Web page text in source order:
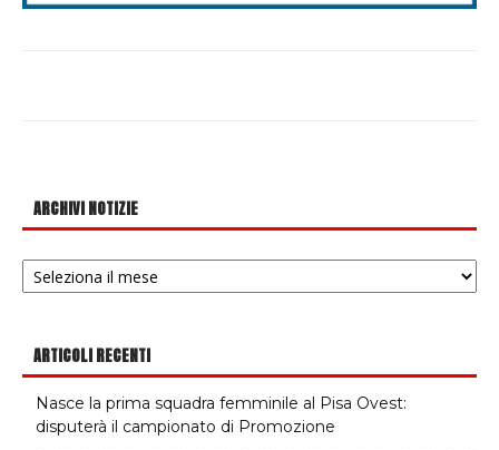
ARCHIVI NOTIZIE
Archivi
notizie
ARTICOLI RECENTI
Nasce la prima squadra femminile al Pisa Ovest:
disputerà il campionato di Promozione